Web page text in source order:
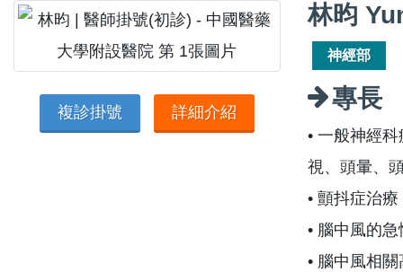
複診掛號 詳細介紹
林昀
神經部
專長
• 一般神經
視、頭暈、
• 顫抖症治療
• 腦中風的
• 腦中風相